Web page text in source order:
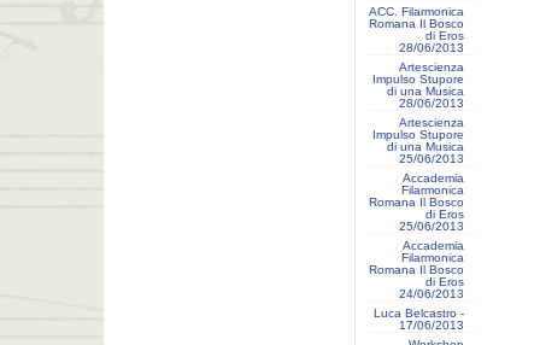
ACC. Filarmonica
Romana Il Bosco
di Eros
28/06/2013
Artescienza
Impulso Stupore
di una Musica
28/06/2013
Artescienza
Impulso Stupore
di una Musica
25/06/2013
Accademia
Filarmonica
Romana Il Bosco
di Eros
25/06/2013
Accademia
Filarmonica
Romana Il Bosco
di Eros
24/06/2013
Luca Belcastro -
17/06/2013